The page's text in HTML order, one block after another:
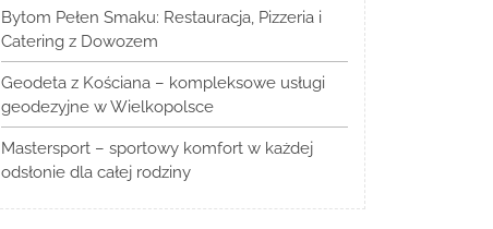
Bytom Pełen Smaku: Restauracja, Pizzeria i
Catering z Dowozem
Geodeta z Kościana – kompleksowe usługi
geodezyjne w Wielkopolsce
Mastersport – sportowy komfort w każdej
odsłonie dla całej rodziny